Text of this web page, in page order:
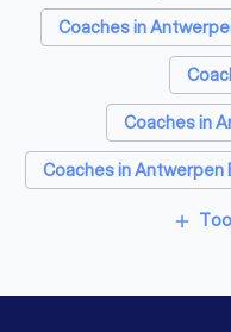
Personal
Coaches in
Coaches in
Coaches in Antwerpen
Coaches in Schoten
add